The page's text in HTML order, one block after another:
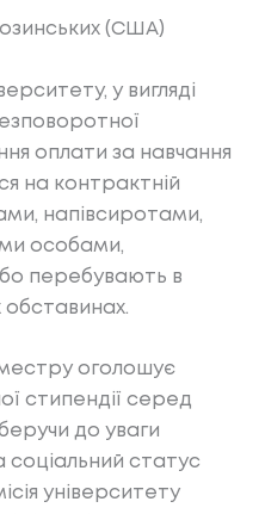
(США)
у вигляді
оплати за навчання
на контрактній
напівсиротами,
особами,
перебувають в
обставинах.
оголошує
стипендії серед
до уваги
соціальний статус
університету